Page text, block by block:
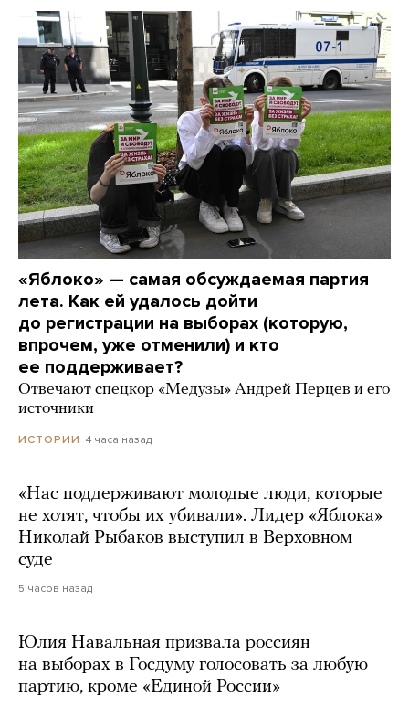
«Яблоко» — самая обсуждаемая партия
лета. Как ей удалось дойти
до регистрации на выборах (которую,
впрочем, уже отменили) и кто
ее поддерживает?
Отвечают спецкор «Медузы» Андрей Перцев и его
источники
ИСТОРИИ 4 часа назад
«Нас поддерживают молодые люди, которые
не хотят, чтобы их убивали». Лидер «Яблока»
Николай Рыбаков выступил в Верховном
суде
5 часов назад
Юлия Навальная призвала россиян
на выборах в Госдуму голосовать за любую
партию, кроме «Единой России»